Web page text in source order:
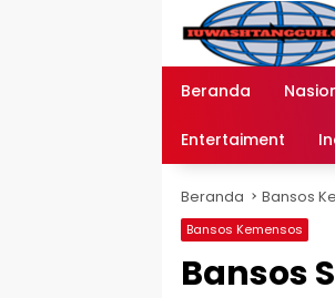
Beranda
Entertaiment
Beranda Bansos
Bansos Kemensos
Bansos